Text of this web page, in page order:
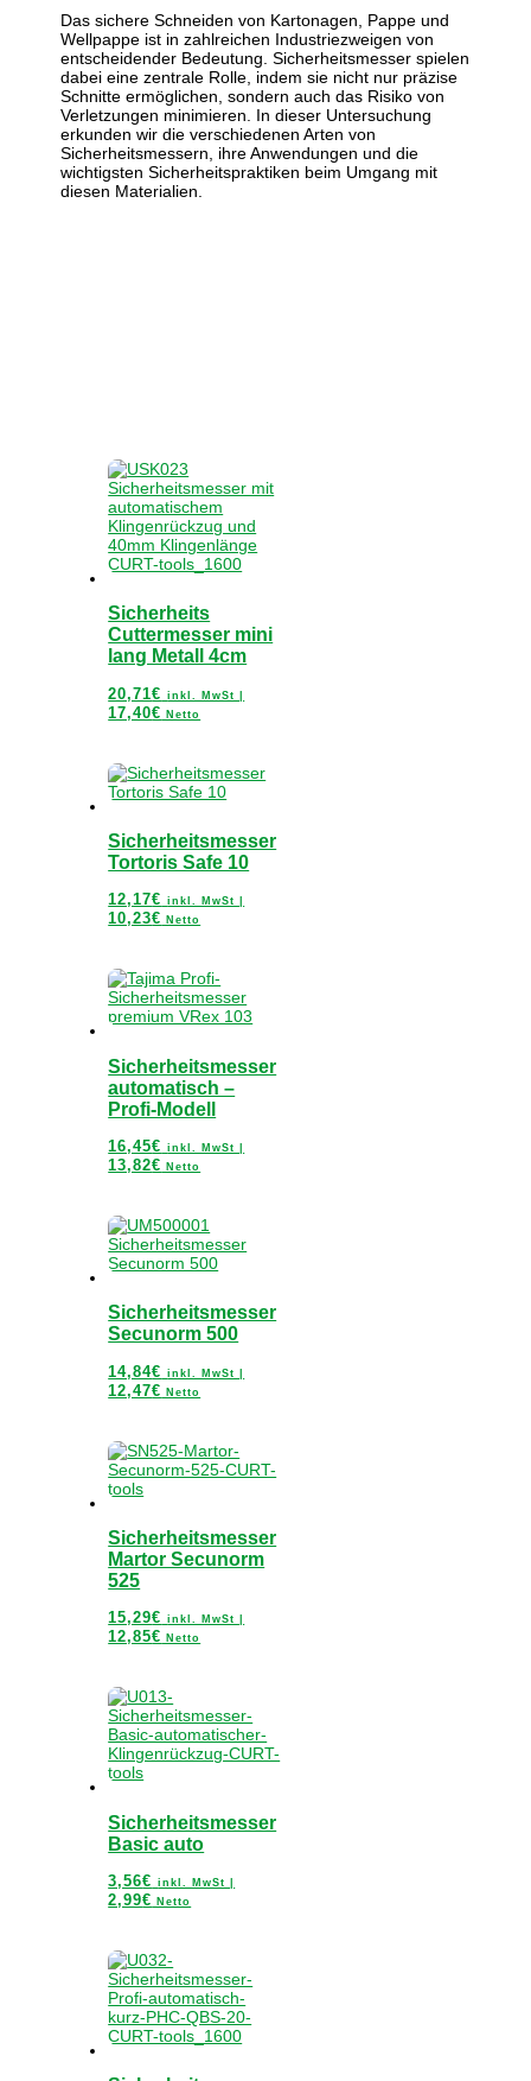
Das sichere Schneiden von Kartonagen, Pappe und
Wellpappe ist in zahlreichen Industriezweigen von
entscheidender Bedeutung. Sicherheitsmesser spielen
dabei eine zentrale Rolle, indem sie nicht nur präzise
Schnitte ermöglichen, sondern auch das Risiko von
Verletzungen minimieren. In dieser Untersuchung
erkunden wir die verschiedenen Arten von
Sicherheitsmessern, ihre Anwendungen und die
wichtigsten Sicherheitspraktiken beim Umgang mit
diesen Materialien.
Sicherheits
Cuttermesser mini
lang Metall 4cm
20,71€ inkl. MwSt |
17,40€ Netto
Sicherheitsmesser
Tortoris Safe 10
12,17€ inkl. MwSt |
10,23€ Netto
Sicherheitsmesser
automatisch –
Profi-Modell
16,45€ inkl. MwSt |
13,82€ Netto
Sicherheitsmesser
Secunorm 500
14,84€ inkl. MwSt |
12,47€ Netto
Sicherheitsmesser
Martor Secunorm
525
15,29€ inkl. MwSt |
12,85€ Netto
Sicherheitsmesser
Basic auto
3,56€ inkl. MwSt |
2,99€ Netto